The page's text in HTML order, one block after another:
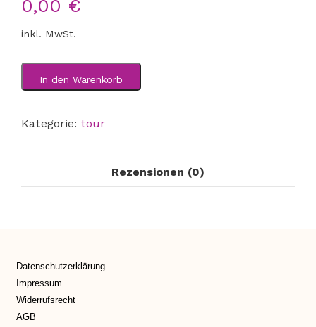
0,00 €
inkl. MwSt.
In den Warenkorb
Kategorie: tour
Rezensionen (0)
Datenschutzerklärung
Impressum
Widerrufsrecht
AGB